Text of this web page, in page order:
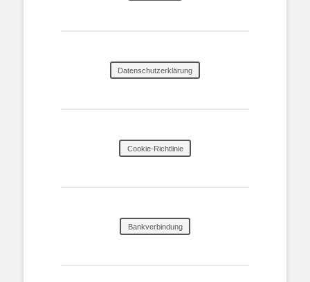
Datenschutzerklärung
Cookie-Richtlinie
Bankverbindung